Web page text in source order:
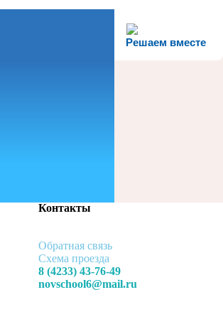
Решаем вместе
Контакты
Обратная связь
Схема проезда
8 (4233) 43-76-49
novschool6@mail.ru